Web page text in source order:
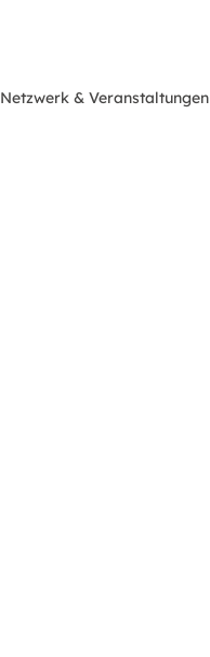
Netzwerk & Veranstaltungen